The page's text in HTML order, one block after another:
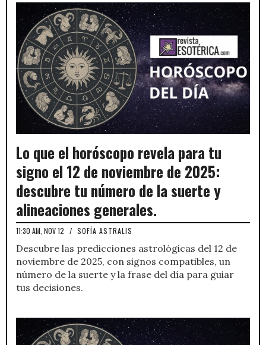
Lo que el horóscopo revela para tu
signo el 12 de noviembre de 2025:
descubre tu número de la suerte y
alineaciones generales.
11:30 AM, NOV 12 / SOFÍA ASTRALIS
Descubre las predicciones astrológicas del 12 de
noviembre de 2025, con signos compatibles, un
número de la suerte y la frase del día para guiar
tus decisiones.